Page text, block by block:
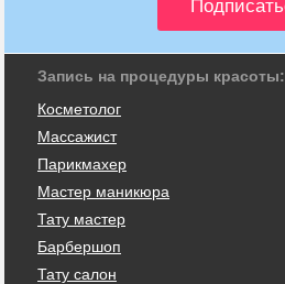
Запись на процедуры красоты:
Косметолог
Массажист
Парикмахер
Мастер маникюра
Тату мастер
Барбершоп
Тату салон